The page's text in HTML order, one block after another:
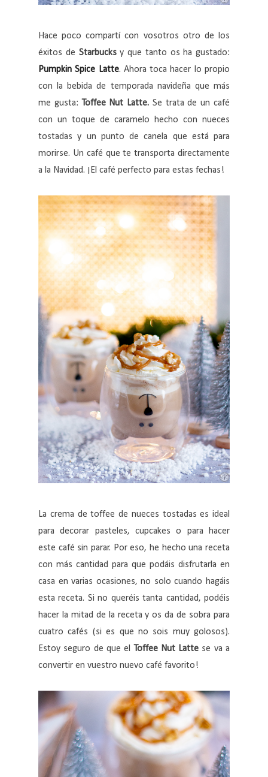
Hace poco compartí con vosotros otro de los
éxitos de Starbucksy que tanto os ha gustado:
Pumpkin Spice Latte. Ahora toca hacer lo propio
con la bebida de temporada navideña que más
me gusta: Toffee Nut Latte. Se trata de un café
con un toque de caramelo hecho con nueces
tostadas y un punto de canela que está para
morirse. Un café que te transporta directamente
a la Navidad. ¡El café perfecto para estas fechas!
La crema de toffee de nueces tostadas es ideal
para decorar pasteles, cupcakes o para hacer
este café sin parar. Por eso, he hecho una receta
con más cantidad para que podáis disfrutarla en
casa en varias ocasiones, no solo cuando hagáis
esta receta. Si no queréis tanta cantidad, podéis
hacer la mitad de la receta y os da de sobra para
cuatro cafés (si es que no sois muy golosos).
Estoy seguro de que el Toffee Nut Latte se va a
convertir en vuestro nuevo café favorito!